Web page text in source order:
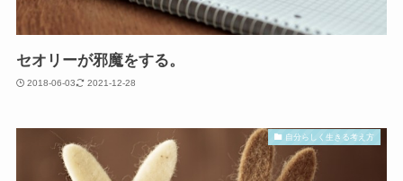
セオリーが邪魔をする。
2018-06-03 2021-12-28
自分らしく生きる考え方